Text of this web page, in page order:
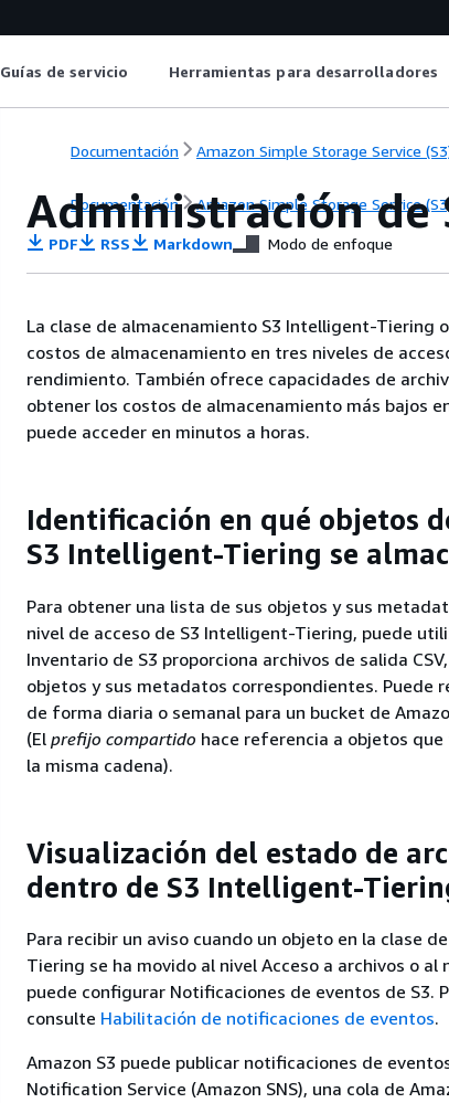
Guías de servicio Herramientas para desarrolladores
Documentación Amazon Simple Storage Service
Documentación Amazon Simple Storage Service
Administración
PDF RSS Markdown Modo de enfoque
La clase de almacenamiento S3 Intelligent-Tiering
costos de almacenamiento en tres niveles de
rendimiento. También ofrece capacidades de
obtener los costos de almacenamiento más bajos
puede acceder en minutos a horas.
Identificación en qué objetos
S3 Intelligent-Tiering se
Para obtener una lista de sus objetos y sus
nivel de acceso de S3 Intelligent-Tiering, puede
Inventario de S3 proporciona archivos de salida
objetos y sus metadatos correspondientes. Puede
de forma diaria o semanal para un bucket de
(El prefijo compartido hace referencia a objetos
la misma cadena).
Visualización del estado de
dentro de S3 Intelligent-
Para recibir un aviso cuando un objeto en la clase
Tiering se ha movido al nivel Acceso a archivos o al
puede configurar Notificaciones de eventos de S3.
consulte Habilitación de notificaciones de eventos.
Amazon S3 puede publicar notificaciones de
Notification Service (Amazon SNS), una cola de